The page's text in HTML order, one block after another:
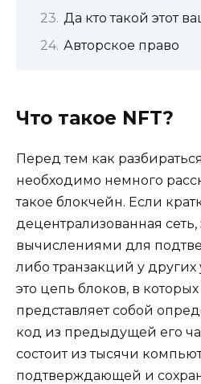
Да кто такой этот
Авторское право
Что такое NFT?
Перед тем как
необходимо немного
такое блокчейн. Если
децентрализованная
вычислениями для
либо транзакций у
это цепь блоков, в
представляет собой
код из предыдущей его
состоит из тысячи
подтверждающей и